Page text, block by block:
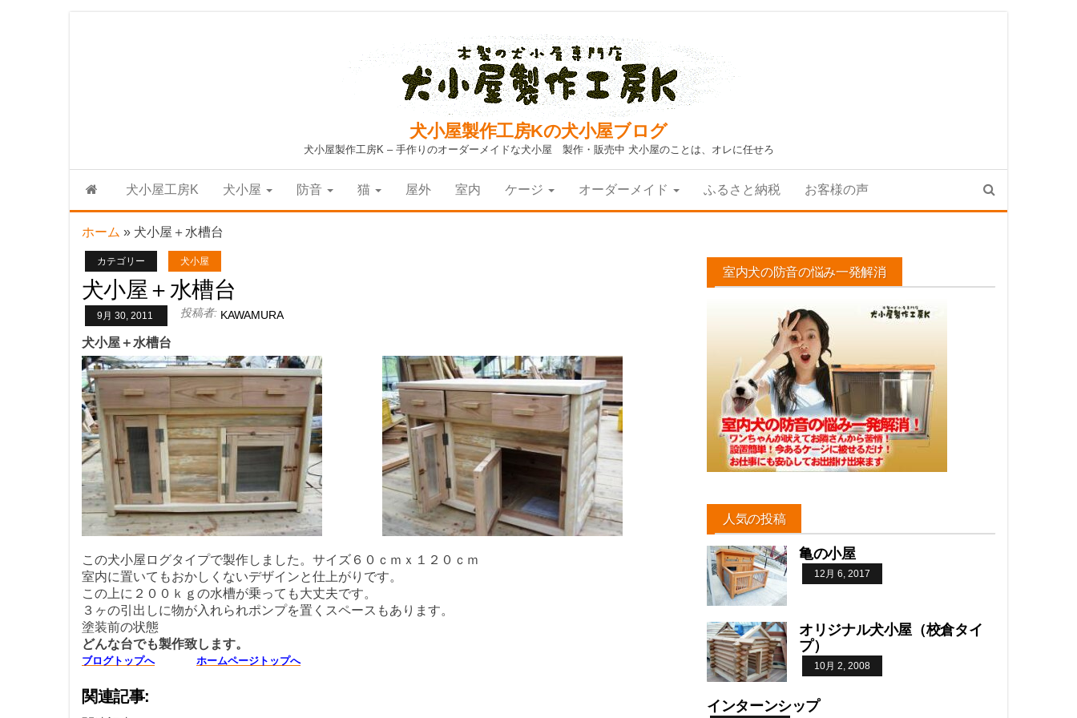
犬小屋製作工房Kの犬小屋ブログ
犬小屋製作工房K – 手作りのオーダーメイドな犬小屋 製作・販売中 犬小屋のことは、オレに任せろ
犬小屋工房K 犬小屋 防音 猫 屋外 室内 ケージ オーダーメイド ふるさと納税 お客様の声
ホーム » 犬小屋＋水槽台
カテゴリー 犬小屋
犬小屋＋水槽台
9月 30, 2011 投稿者: KAWAMURA
犬小屋＋水槽台
この犬小屋ログタイプで製作しました。サイズ６０ｃｍｘ１２０ｃｍ
室内に置いてもおかしくないデザインと仕上がりです。
この上に２００ｋｇの水槽が乗っても大丈夫です。
３ヶの引出しに物が入れられポンプを置くスペースもあります。
塗装前の状態
どんな台でも製作致します。
ブログトップへ ホームページトップへ
関連記事:
室内犬の防音の悩み一発解消
人気の投稿
亀の小屋
12月 6, 2017
オリジナル犬小屋（校倉タイ
プ）
10月 2, 2008
インターンシップ